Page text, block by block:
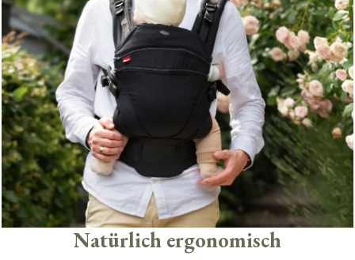
Natürlich ergonomisch